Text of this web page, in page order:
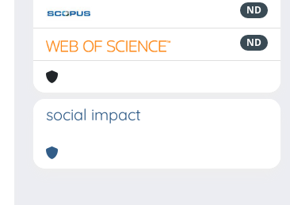
ND
ND
social impact